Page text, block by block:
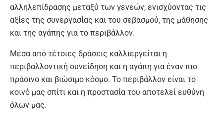
αλληλεπίδρασης μεταξύ των γενεών, ενισχύοντας τις
αξίες της συνεργασίας και του σεβασμού, της μάθησης
και της αγάπης για το περιβάλλον.
Μέσα από τέτοιες δράσεις καλλιεργείται η
περιβαλλοντική συνείδηση και η αγάπη για έναν πιο
πράσινο και βιώσιμο κόσμο. Το περιβάλλον είναι το
κοινό μας σπίτι και η προστασία του αποτελεί ευθύνη
όλων μας.